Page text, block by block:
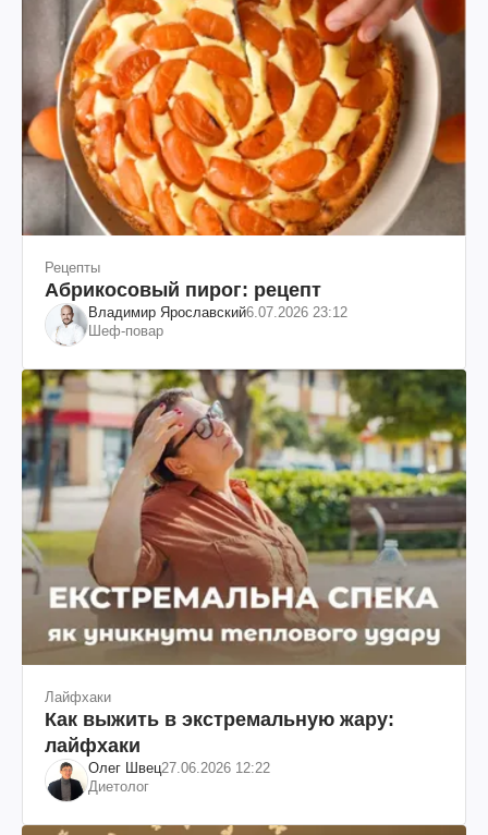
Рецепты
Абрикосовый пирог: рецепт
Владимир Ярославский6.07.2026 23:12
Шеф-повар
Лайфхаки
Как выжить в экстремальную жару:
лайфхаки
Олег Швец27.06.2026 12:22
Диетолог